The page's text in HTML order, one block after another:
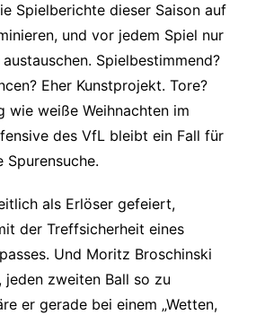
Spielberichte dieser Saison auf
und vor jedem Spiel nur
Spielbestimmend?
Eher Kunstprojekt. Tore?
wie weiße Weihnachten im
des VfL bleibt ein Fall für
als Erlöser gefeiert,
der Treffsicherheit eines
Und Moritz Broschinski
zweiten Ball so zu
er gerade bei einem „Wetten,